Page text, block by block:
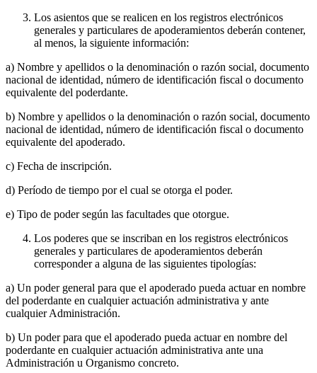
Los asientos que se realicen en los registros electrónicos
generales y particulares de apoderamientos deberán contener,
al menos, la siguiente información:
a) Nombre y apellidos o la denominación o razón social, documento
nacional de identidad, número de identificación fiscal o documento
equivalente del poderdante.
b) Nombre y apellidos o la denominación o razón social, documento
nacional de identidad, número de identificación fiscal o documento
equivalente del apoderado.
c) Fecha de inscripción.
d) Período de tiempo por el cual se otorga el poder.
e) Tipo de poder según las facultades que otorgue.
Los poderes que se inscriban en los registros electrónicos
generales y particulares de apoderamientos deberán
corresponder a alguna de las siguientes tipologías:
a) Un poder general para que el apoderado pueda actuar en nombre
del poderdante en cualquier actuación administrativa y ante
cualquier Administración.
b) Un poder para que el apoderado pueda actuar en nombre del
poderdante en cualquier actuación administrativa ante una
Administración u Organismo concreto.